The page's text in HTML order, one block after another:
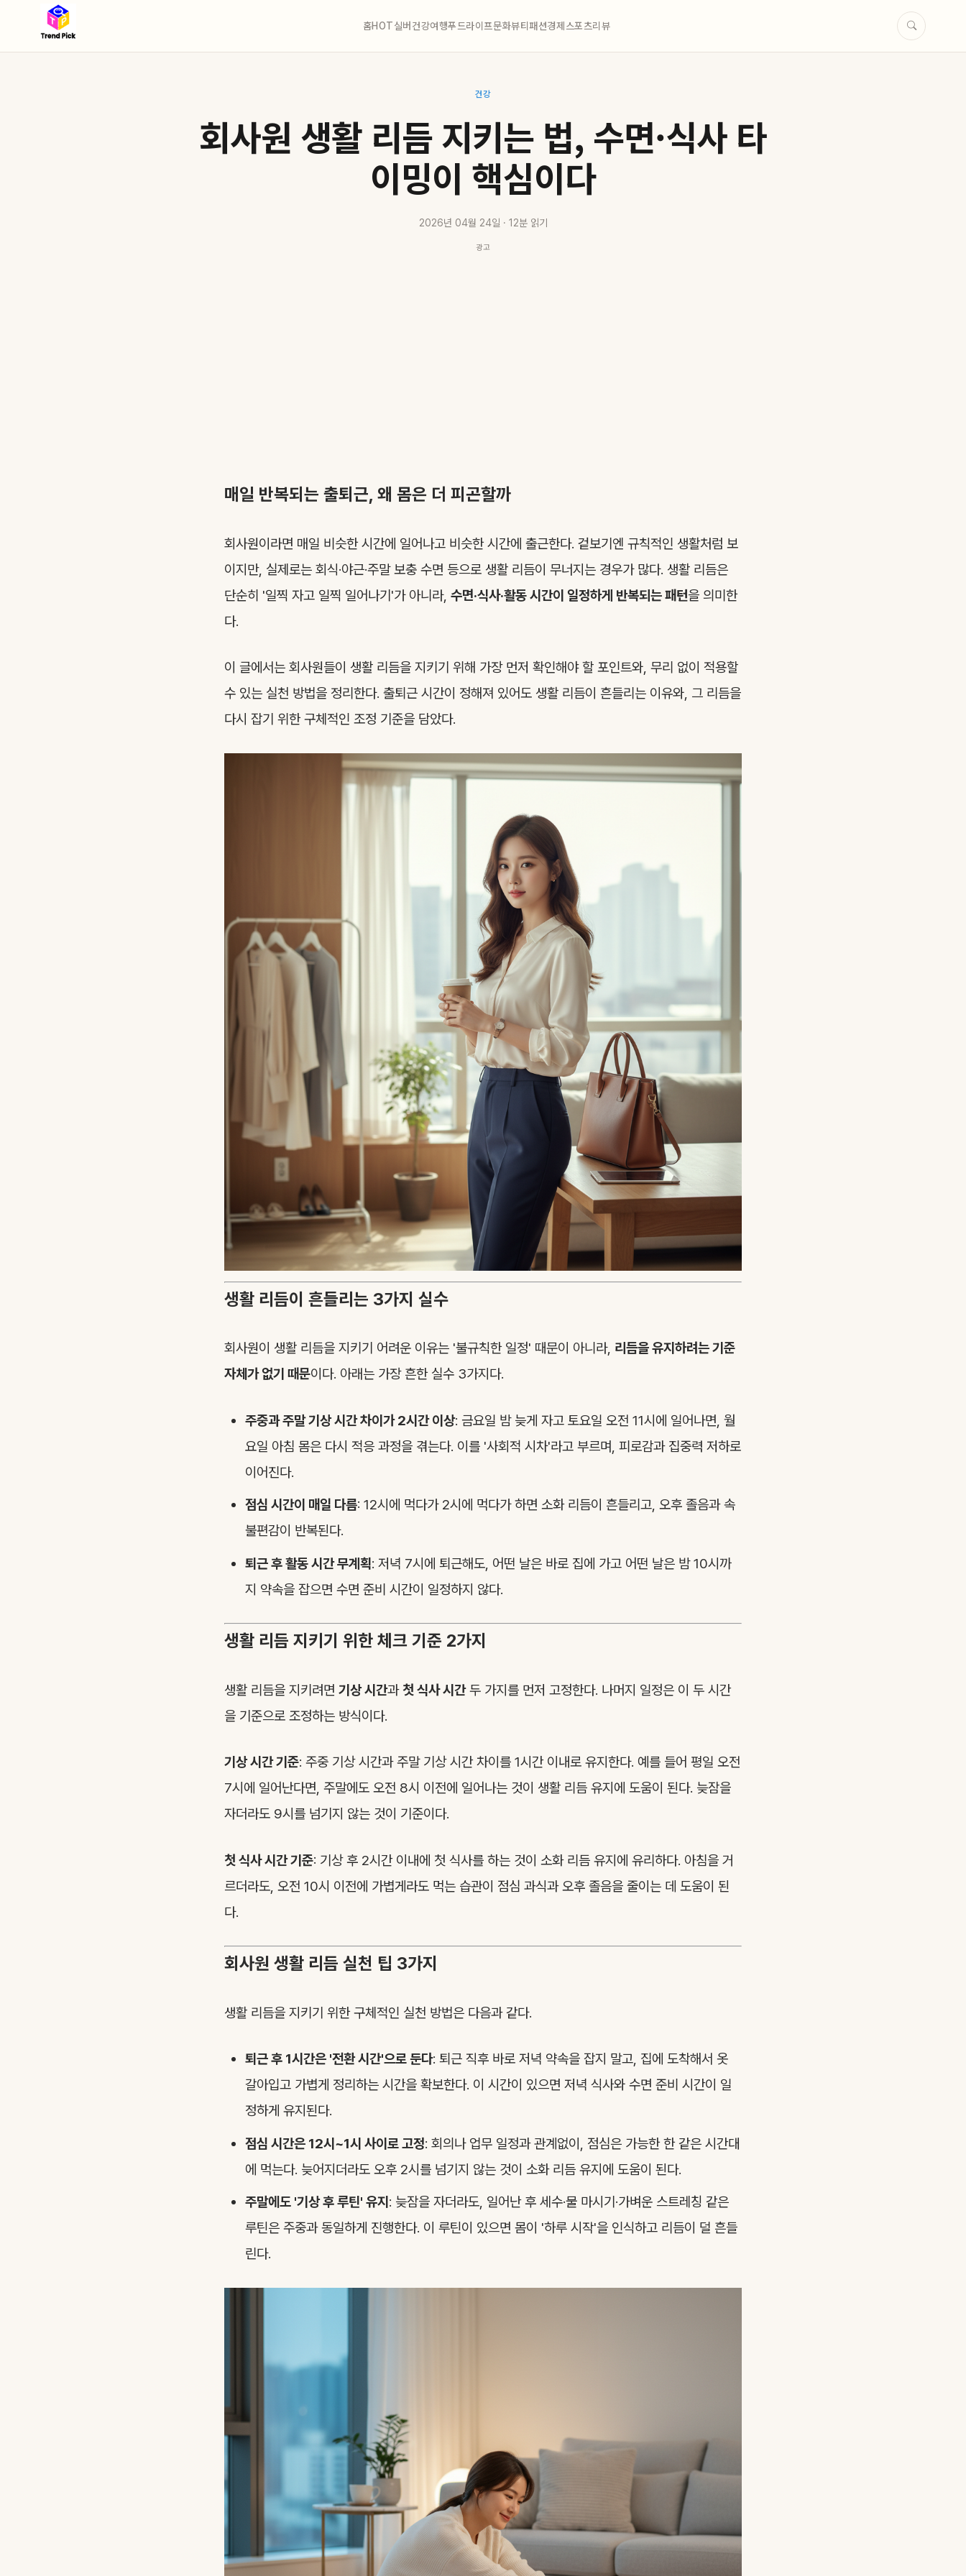
홈HOT실버건강여행푸드라이프문화뷰티패션경제스포츠리뷰
건강
회사원 생활 리듬 지키는 법, 수면·식사 타
이밍이 핵심이다
2026년 04월 24일 · 12분 읽기
광고
매일 반복되는 출퇴근, 왜 몸은 더 피곤할까
회사원이라면 매일 비슷한 시간에 일어나고 비슷한 시간에 출근한다. 겉보기엔 규칙적인 생활처럼 보
이지만, 실제로는 회식·야근·주말 보충 수면 등으로 생활 리듬이 무너지는 경우가 많다. 생활 리듬은
단순히 '일찍 자고 일찍 일어나기'가 아니라, 수면·식사·활동 시간이 일정하게 반복되는 패턴을 의미한
다.
이 글에서는 회사원들이 생활 리듬을 지키기 위해 가장 먼저 확인해야 할 포인트와, 무리 없이 적용할
수 있는 실천 방법을 정리한다. 출퇴근 시간이 정해져 있어도 생활 리듬이 흔들리는 이유와, 그 리듬을
다시 잡기 위한 구체적인 조정 기준을 담았다.
생활 리듬이 흔들리는 3가지 실수
회사원이 생활 리듬을 지키기 어려운 이유는 '불규칙한 일정' 때문이 아니라, 리듬을 유지하려는 기준
자체가 없기 때문이다. 아래는 가장 흔한 실수 3가지다.
주중과 주말 기상 시간 차이가 2시간 이상: 금요일 밤 늦게 자고 토요일 오전 11시에 일어나면, 월
요일 아침 몸은 다시 적응 과정을 겪는다. 이를 '사회적 시차'라고 부르며, 피로감과 집중력 저하로
이어진다.
점심 시간이 매일 다름: 12시에 먹다가 2시에 먹다가 하면 소화 리듬이 흔들리고, 오후 졸음과 속
불편감이 반복된다.
퇴근 후 활동 시간 무계획: 저녁 7시에 퇴근해도, 어떤 날은 바로 집에 가고 어떤 날은 밤 10시까
지 약속을 잡으면 수면 준비 시간이 일정하지 않다.
생활 리듬 지키기 위한 체크 기준 2가지
생활 리듬을 지키려면 기상 시간과 첫 식사 시간두 가지를 먼저 고정한다. 나머지 일정은 이 두 시간
을 기준으로 조정하는 방식이다.
기상 시간 기준: 주중 기상 시간과 주말 기상 시간 차이를 1시간 이내로 유지한다. 예를 들어 평일 오전
7시에 일어난다면, 주말에도 오전 8시 이전에 일어나는 것이 생활 리듬 유지에 도움이 된다. 늦잠을
자더라도 9시를 넘기지 않는 것이 기준이다.
첫 식사 시간 기준: 기상 후 2시간 이내에 첫 식사를 하는 것이 소화 리듬 유지에 유리하다. 아침을 거
르더라도, 오전 10시 이전에 가볍게라도 먹는 습관이 점심 과식과 오후 졸음을 줄이는 데 도움이 된
다.
회사원 생활 리듬 실천 팁 3가지
생활 리듬을 지키기 위한 구체적인 실천 방법은 다음과 같다.
퇴근 후 1시간은 '전환 시간'으로 둔다: 퇴근 직후 바로 저녁 약속을 잡지 말고, 집에 도착해서 옷
갈아입고 가볍게 정리하는 시간을 확보한다. 이 시간이 있으면 저녁 식사와 수면 준비 시간이 일
정하게 유지된다.
점심 시간은 12시~1시 사이로 고정: 회의나 업무 일정과 관계없이, 점심은 가능한 한 같은 시간대
에 먹는다. 늦어지더라도 오후 2시를 넘기지 않는 것이 소화 리듬 유지에 도움이 된다.
주말에도 '기상 후 루틴' 유지 : 늦잠을 자더라도, 일어난 후 세수·물 마시기·가벼운 스트레칭 같은
루틴은 주중과 동일하게 진행한다. 이 루틴이 있으면 몸이 '하루 시작'을 인식하고 리듬이 덜 흔들
린다.